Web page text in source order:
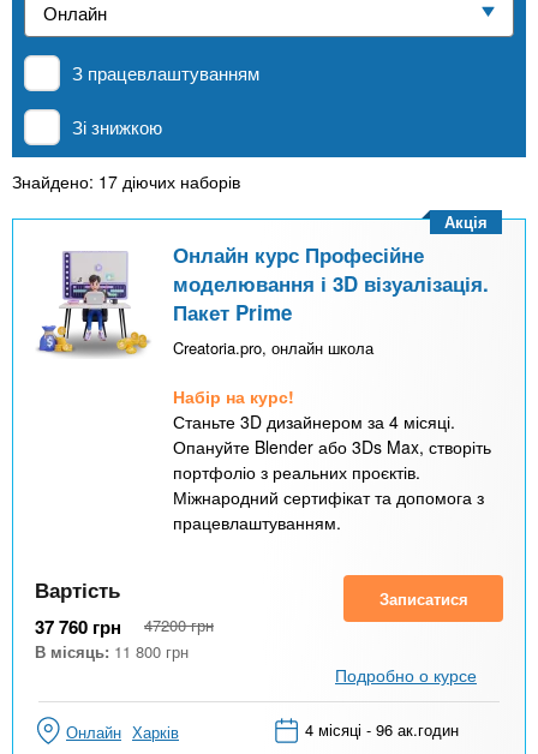
n
t
s
.
n
к
л
а
Приватні школи
Онлайн курси
За кордоном
З працевлаштуванням
Зі знижкою
Знайдено: 17 діючих наборів
Онлайн курс Професійне
моделювання і 3D візуалізація.
Пакет Prime
Creatoria.pro, онлайн школа
Набір на курс!
Станьте 3D дизайнером за 4 місяці.
Опануйте Blender або 3Ds Max, створіть
портфоліо з реальних проєктів.
Міжнародний сертифікат та допомога з
працевлаштуванням.
Акція
Вартість
37 760 грн 47200 грн
В місяць: 11 800 грн
Записатися
Подробно о курсе
Онлайн Харків 4 місяці - 96 ак.годин